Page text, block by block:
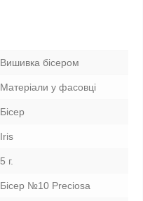
Вишивка бісером
Матеріали у фасовці
Бісер
Iris
5 г.
Бісер №10 Preciosa